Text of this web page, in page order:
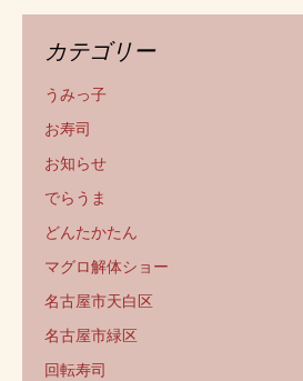
カテゴリー
うみっ子
お寿司
お知らせ
でらうま
どんたかたん
マグロ解体ショー
名古屋市天白区
名古屋市緑区
回転寿司